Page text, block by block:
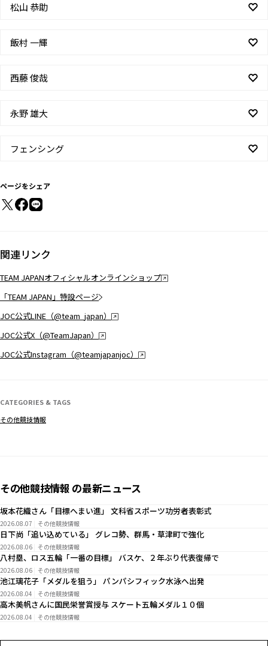
松山 恭助
飯村 一輝
西藤 俊哉
永野 雄大
フェンシング
ページをシェア
関連リンク
TEAM JAPANオフィシャルオンラインショップ
「TEAM JAPAN」特設ページ
JOC公式LINE（@team_japan）
JOC公式X（@TeamJapan）
JOC公式Instagram（@teamjapanjoc）
CATEGORIES & TAGS
その他競技情報
その他競技情報 の最新ニュース
坂本花織さん「目標へまい進」 文科省スポーツ功労者表彰式
2026.08.07 その他競技情報
日下尚「追い込めている」 グレコ勢、群馬・草津町で強化
2026.08.06 その他競技情報
八村塁、ロス五輪「一番の目標」 バスケ、２年ぶり代表復帰で
2026.08.06 その他競技情報
池江璃花子「メダルを狙う」 パンパシフィック水泳へ出発
2026.08.04 その他競技情報
高木美帆さんに国民栄誉賞授与 スケート五輪メダル１０個
2026.08.04 その他競技情報